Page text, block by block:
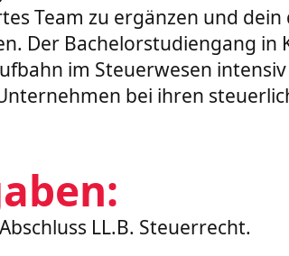
Team zu ergänzen und
Der Bachelorstudiengang
im Steuerwesen
bei ihren
LL.B. Steuerrecht.